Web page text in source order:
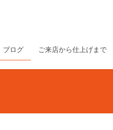
ブログ ご来店から仕上げまで